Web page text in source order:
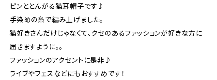
ピンととんがる猫耳帽子です♪
手染めの糸で編み上げました。
猫好きさんだけじゃなくて、クセのあるファッションが好きな方に
届きますように。。
ファッションのアクセントに是非♪
ライブやフェスなどにもおすすめです！